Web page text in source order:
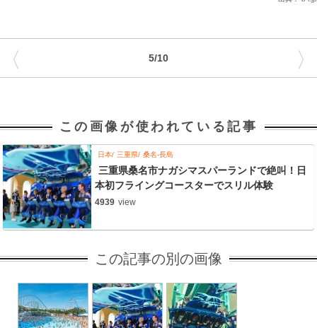
5/10
〈 〉
この画像が使われている記事
日本 三重県 桑名-長島
三重県桑名市ナガシマスパーランドで絶叫！日
本初フライングコースターでスリル体験
4939 view
この記事の別の画像